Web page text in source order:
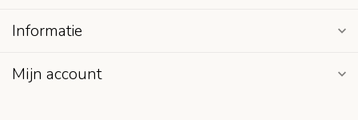
Informatie
Mijn account